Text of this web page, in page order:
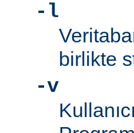
-l
birlikte
-v